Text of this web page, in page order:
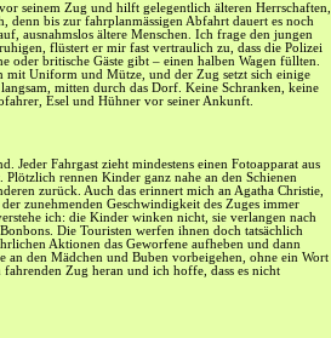
seinem Zug und hilft gelegentlich älteren Herrschaften,
bis zur fahrplanmässigen Abfahrt dauert es noch
ausnahmslos ältere Menschen. Ich frage den jungen
flüstert er mir fast vertraulich zu, dass die Polizei
oder britische Gäste gibt – einen halben Wagen füllten.
Uniform und Mütze, und der Zug setzt sich einige
mitten durch das Dorf. Keine Schranken, keine
Esel und Hühner vor seiner Ankunft.
Jeder Fahrgast zieht mindestens einen Fotoapparat aus
rennen Kinder ganz nahe an den Schienen
zurück. Auch das erinnert mich an Agatha Christie,
zunehmenden Geschwindigkeit des Zuges immer
ich: die Kinder winken nicht, sie verlangen nach
Die Touristen werfen ihnen doch tatsächlich
Aktionen das Geworfene aufheben und dann
an den Mädchen und Buben vorbeigehen, ohne ein Wort
Zug heran und ich hoffe, dass es nicht